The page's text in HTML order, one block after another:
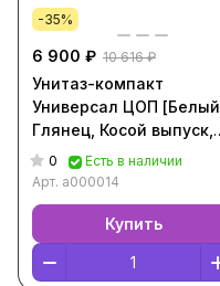
-35%
6 900 ₽ 10 616 ₽
Унитаз-компакт
Универсал ЦОП [Белый,
Глянец, Косой выпуск,
a000014]
0
Есть в наличии
Арт. a000014
Купить